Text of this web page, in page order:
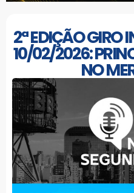
2ª EDIÇÃO GIRO
10/02/2026:
NO